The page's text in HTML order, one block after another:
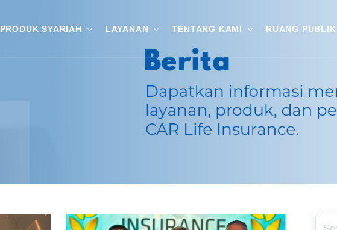
PRODUK SYARIAH LAYANAN TENTANG KAMI RUANG PUBLIK